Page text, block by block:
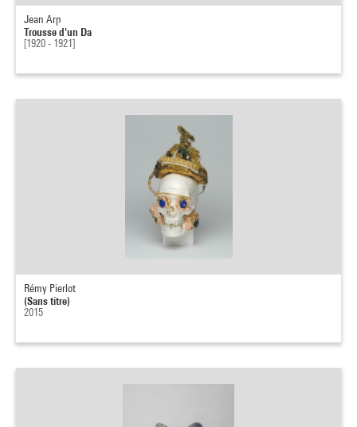
Jean Arp
Trousse d'un Da
[1920 - 1921]
Rémy Pierlot
(Sans titre)
2015